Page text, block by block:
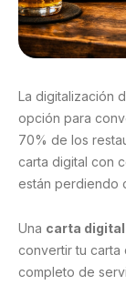
La digitalización
opción para
70% de los
carta digital con
están perdiendo
Una carta
convertir tu carta
completo de